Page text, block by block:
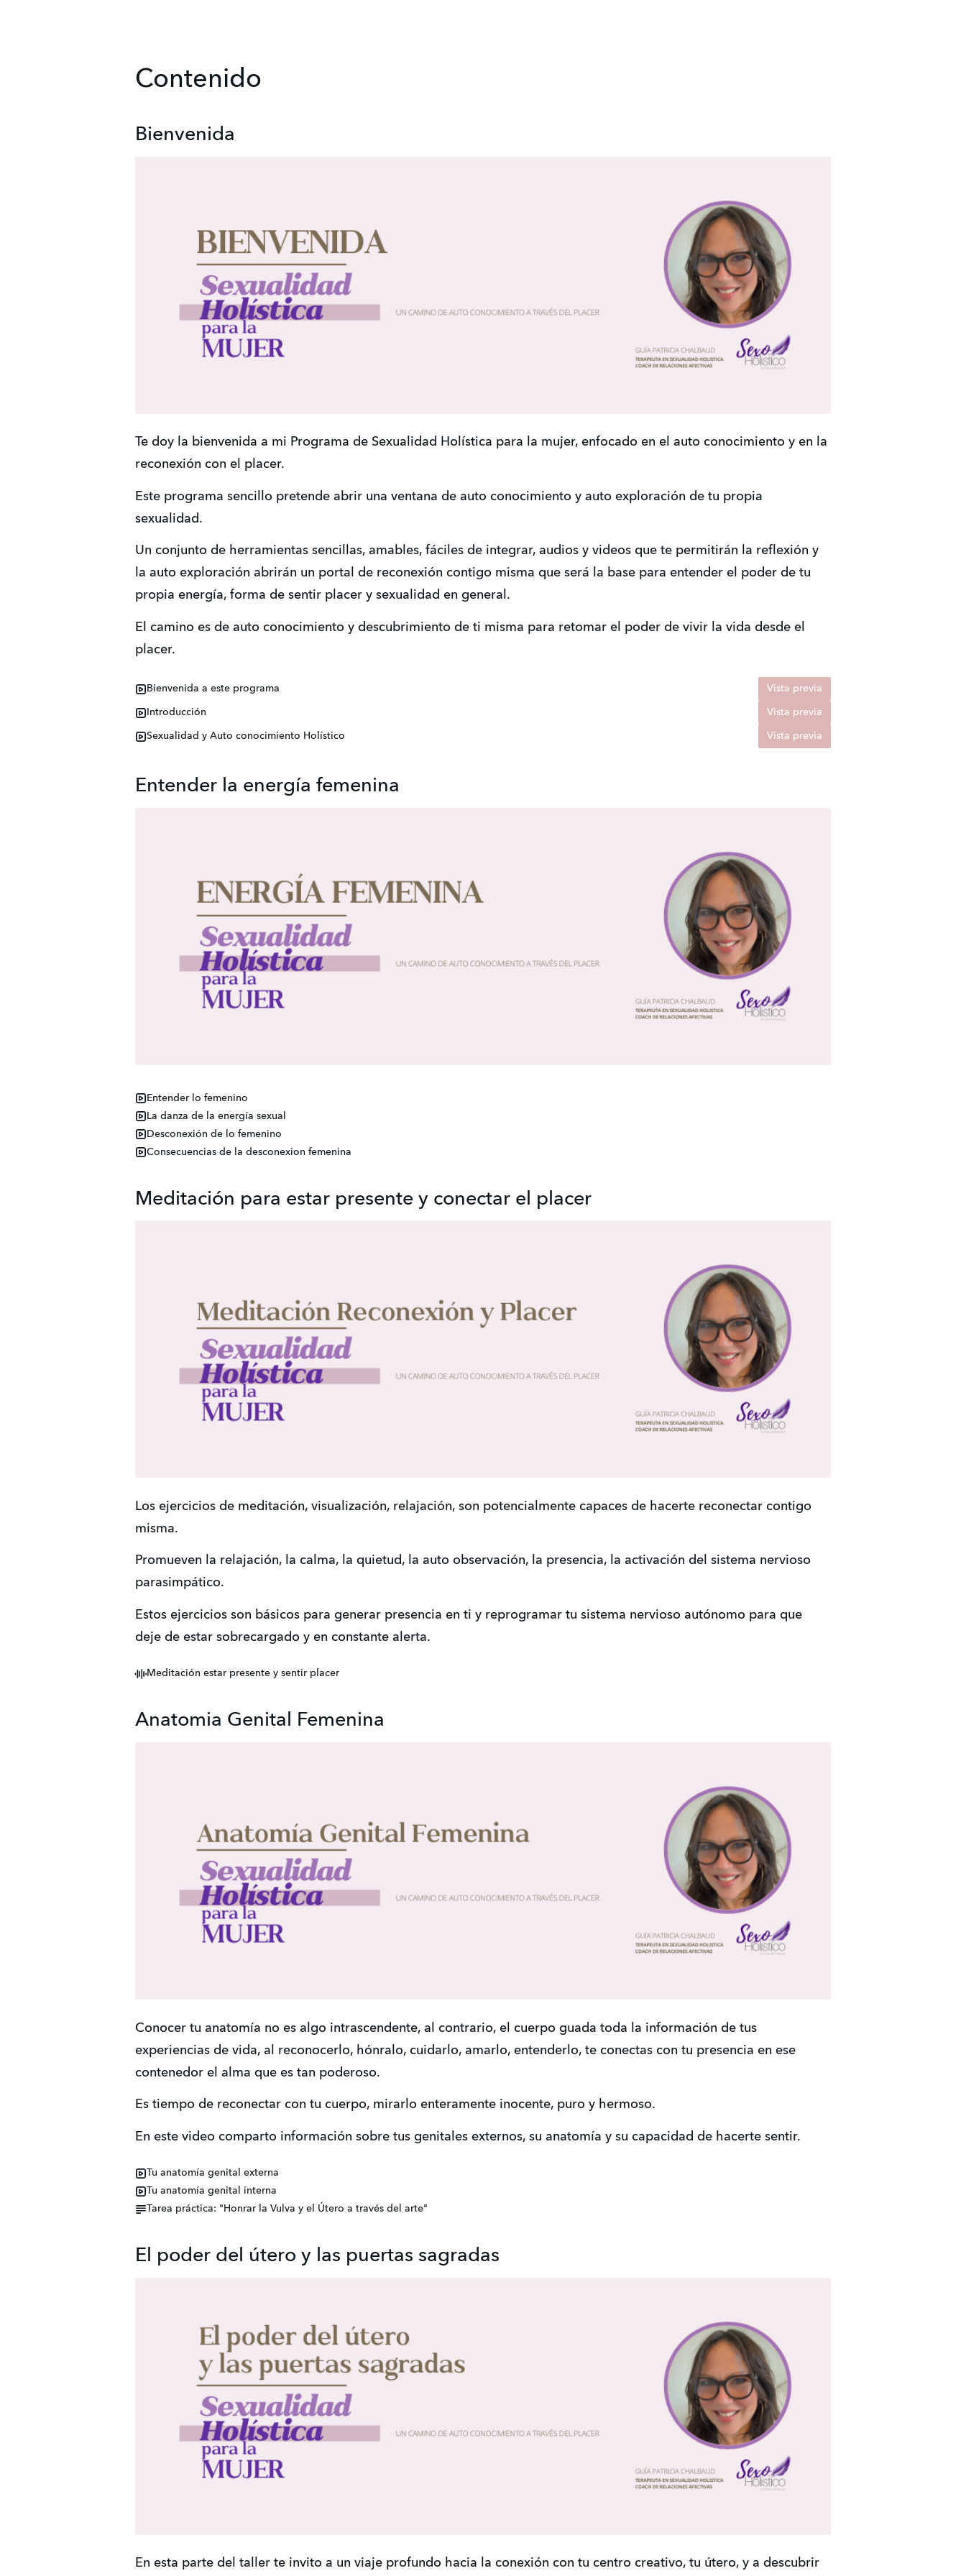
Contenido
Bienvenida
Te doy la bienvenida a mi Programa de Sexualidad Holística para la mujer, enfocado en el auto conocimiento y en la
reconexión con el placer.
Este programa sencillo pretende abrir una ventana de auto conocimiento y auto exploración de tu propia
sexualidad.
Un conjunto de herramientas sencillas, amables, fáciles de integrar, audios y videos que te permitirán la reflexión y
la auto exploración abrirán un portal de reconexión contigo misma que será la base para entender el poder de tu
propia energía, forma de sentir placer y sexualidad en general.
El camino es de auto conocimiento y descubrimiento de ti misma para retomar el poder de vivir la vida desde el
placer.
Bienvenida a este programa Vista previa
Introducción Vista previa
Sexualidad y Auto conocimiento Holístico Vista previa
Entender la energía femenina
Entender lo femenino
La danza de la energía sexual
Desconexión de lo femenino
Consecuencias de la desconexion femenina
Meditación para estar presente y conectar el placer
Los ejercicios de meditación, visualización, relajación, son potencialmente capaces de hacerte reconectar contigo
misma.
Promueven la relajación, la calma, la quietud, la auto observación, la presencia, la activación del sistema nervioso
parasimpático.
Estos ejercicios son básicos para generar presencia en ti y reprogramar tu sistema nervioso autónomo para que
deje de estar sobrecargado y en constante alerta.
Meditación estar presente y sentir placer
Anatomia Genital Femenina
Conocer tu anatomía no es algo intrascendente, al contrario, el cuerpo guada toda la información de tus
experiencias de vida, al reconocerlo, hónralo, cuidarlo, amarlo, entenderlo, te conectas con tu presencia en ese
contenedor el alma que es tan poderoso.
Es tiempo de reconectar con tu cuerpo, mirarlo enteramente inocente, puro y hermoso.
En este video comparto información sobre tus genitales externos, su anatomía y su capacidad de hacerte sentir.
Tu anatomía genital externa
Tu anatomía genital interna
Tarea práctica: "Honrar la Vulva y el Útero a través del arte"
El poder del útero y las puertas sagradas
En esta parte del taller te invito a un viaje profundo hacia la conexión con tu centro creativo, tu útero, y a descubrir